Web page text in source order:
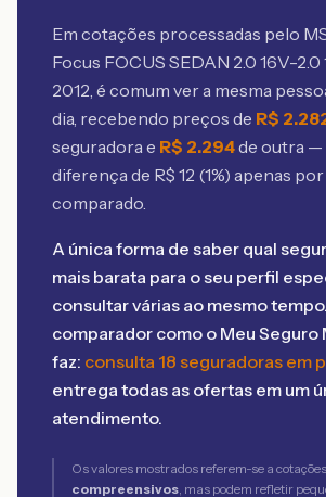
Em cotações processadas pelo
Focus FOCUS SEDAN 2.0 16V-2.0
2012, é comum ver a mesma
dia, recebendo preços de R$
seguradora e R$ 2.294de outra —
diferença de R$ 12 (1%) apenas
comparado.
A única forma de saber qual
mais barata para o seu perfil
consultar várias ao mesmo
comparador como o Meu Seguro
faz: consulta 18 seguradoras em
entrega todas as ofertas em um
atendimento.
Os valores mostrados referem-se a
compreensivos, mas podem refletir